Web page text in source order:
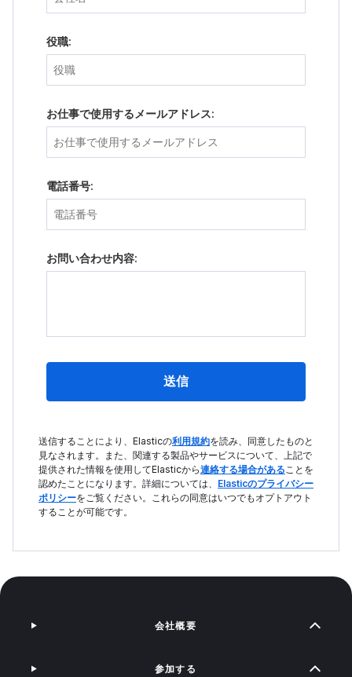
役職:
お仕事で使用するメールアドレス:
電話番号:
お問い合わせ内容:
送信
送信することにより、Elasticの利用規約を読み、同意したものと
見なされます。また、関連する製品やサービスについて、上記で
提供された情報を使用してElasticから連絡する場合があることを
認めたことになります。詳細については、 Elasticのプライバシー
ポリシーをご覧ください。これらの同意はいつでもオプトアウト
することが可能です。
会社概要
参加する